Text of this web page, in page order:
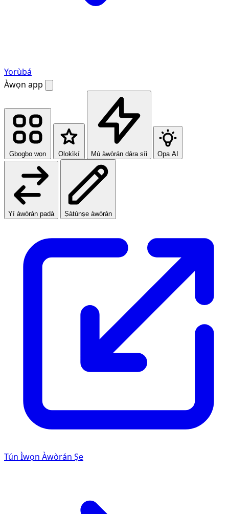
Yorùbá
Àwọn app
Gbogbo wọn Olokìkí Mú àwòrán dára síi Ọpa AI
Yí àwòrán padà Ṣàtúnṣe àwòrán
Tún Ìwọn Àwòrán Ṣe